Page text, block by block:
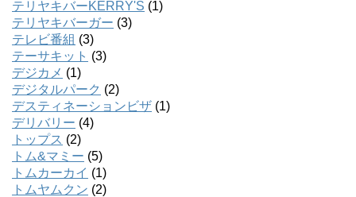
テリヤキバーKERRY'S (1)
テリヤキバーガー (3)
テレビ番組 (3)
テーサキット (3)
デジカメ (1)
デジタルパーク (2)
デスティネーションビザ (1)
デリバリー (4)
トップス (2)
トム&マミー (5)
トムカーカイ (1)
トムヤムクン (2)